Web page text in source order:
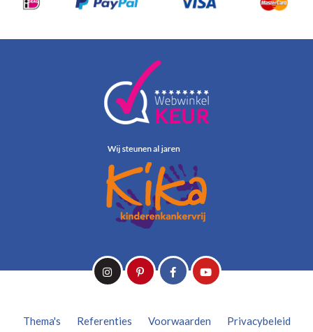
Thema's Referenties Voorwaarden
Privacybeleid